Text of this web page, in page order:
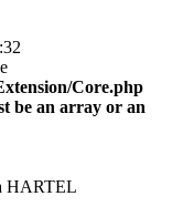
Core.php
be an array or an
HARTEL